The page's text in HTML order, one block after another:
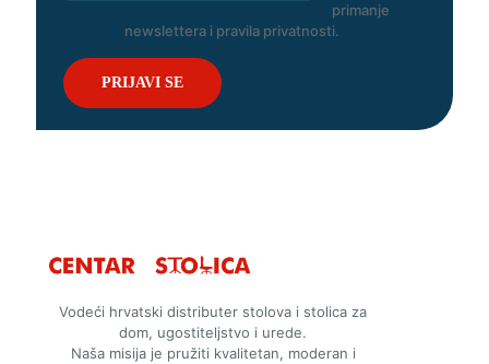
primanje
newslettera i pravila privatnosti.
Vodeći hrvatski distributer stolova i stolica za
dom, ugostiteljstvo i urede.
Naša misija je pružiti kvalitetan, moderan i